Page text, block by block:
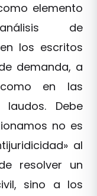
elemento
de
los escritos
demanda, a
en las
laudos. Debe
no es
al
resolver un
sino a los